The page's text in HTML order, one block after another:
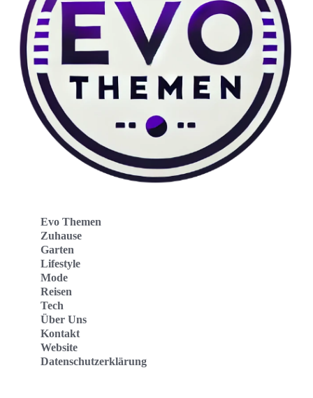
Evo Themen
Zuhause
Garten
Lifestyle
Mode
Reisen
Tech
Über Uns
Kontakt
Website
Datenschutzerklärung